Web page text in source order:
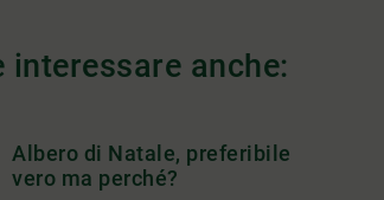
interessare anche:
Albero di Natale, preferibile
vero ma perché?